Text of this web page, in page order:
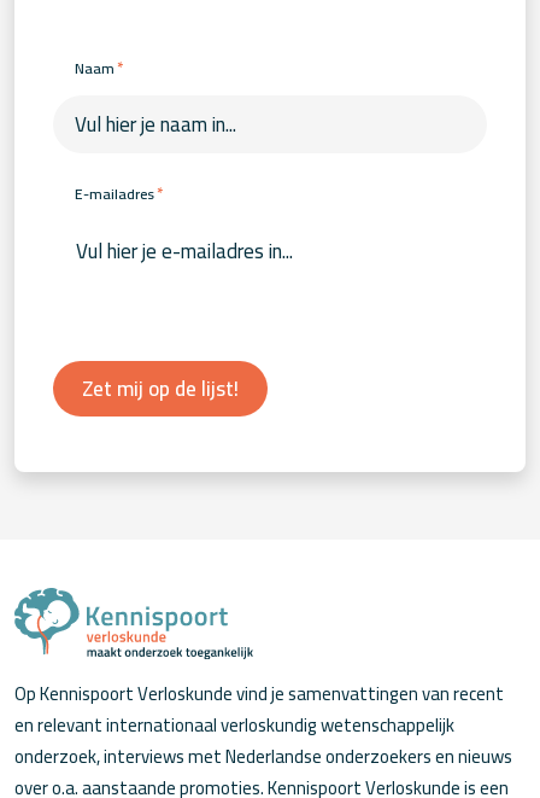
Naam*
E-mailadres*
Zet mij op de lijst!
Op Kennispoort Verloskunde vind je samenvattingen van recent
en relevant internationaal verloskundig wetenschappelijk
onderzoek, interviews met Nederlandse onderzoekers en nieuws
over o.a. aanstaande promoties. Kennispoort Verloskunde is een